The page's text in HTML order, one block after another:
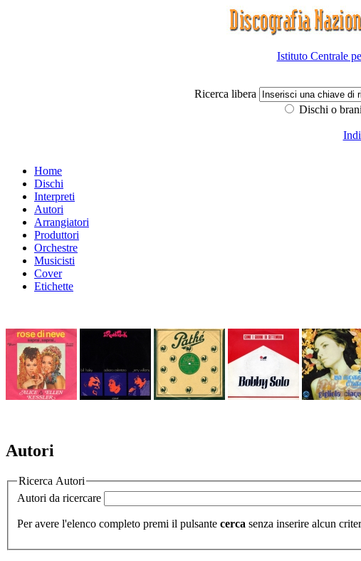
Istituto Centrale
Ricerca libera
Dischi o brani
Home
Dischi
Interpreti
Autori
Arrangiatori
Produttori
Orchestre
Musicisti
Cover
Etichette
Autori
Ricerca Autori
Autori da ricercare
Per avere l'elenco completo premi il pulsante cerca senza inserire alcun